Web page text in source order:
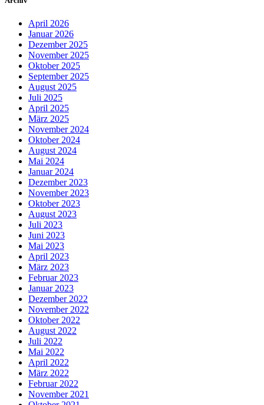
April 2026
Januar 2026
Dezember 2025
November 2025
Oktober 2025
September 2025
August 2025
Juli 2025
April 2025
März 2025
November 2024
Oktober 2024
August 2024
Mai 2024
Januar 2024
Dezember 2023
November 2023
Oktober 2023
August 2023
Juli 2023
Juni 2023
Mai 2023
April 2023
März 2023
Februar 2023
Januar 2023
Dezember 2022
November 2022
Oktober 2022
August 2022
Juli 2022
Mai 2022
April 2022
März 2022
Februar 2022
November 2021